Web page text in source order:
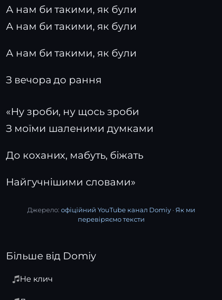
А нам би такими, як були
А нам би такими, як були
А нам би такими, як були
З вечора до рання
«Ну зроби, ну щось зроби
З моїми шаленими думками
До коханих, мабуть, біжать
Найгучнішими словами»
Джерело: офіційний YouTube канал Domiy· Як ми
перевіряємо тексти
Більше від Domiy
Не клич